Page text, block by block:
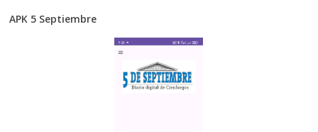
APK 5 Septiembre